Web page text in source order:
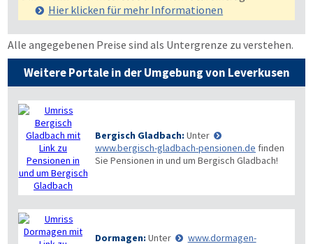
Hier klicken für mehr Informationen
Alle angegebenen Preise sind als Untergrenze zu verstehen.
Weitere Portale in der Umgebung von Leverkusen
Bergisch Gladbach: Unter
www.bergisch-gladbach-pensionen.de finden
Sie Pensionen in und um Bergisch Gladbach!
Dormagen: Unter
www.dormagen-